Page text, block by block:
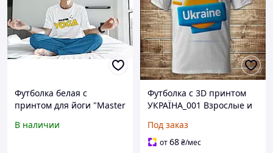
Футболка белая с
принтом для йоги "Master
Йога" Push IT
В наличии
Футболка с 3D принтом
УКРАЇНА_001 Взрослые и
размеры Премиум ткань
Под заказ
от68₴/мес